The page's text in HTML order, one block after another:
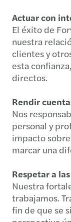
Actuar con
El éxito de
nuestra
clientes y
esta
directos.
Rendir
Nos
personal y
impacto
marcar una
Respetar a
Nuestra
trabajamos.
fin de que se